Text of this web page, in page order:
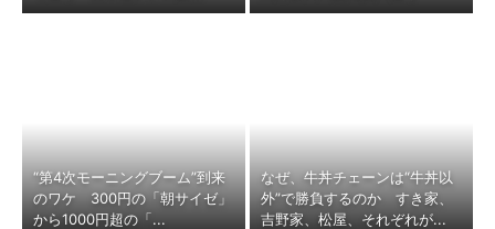
“第4次モーニングブーム”到来
のワケ 300円の「朝サイゼ」
から1000円超の「...
なぜ、牛丼チェーンは“牛丼以
外”で勝負するのか すき家、
吉野家、松屋、それぞれが...